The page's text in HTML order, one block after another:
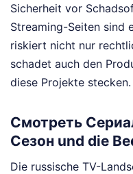
Sicherheit vor
Streaming-Seiten sind
riskiert nicht nur
schadet auch den
diese Projekte stecken.
Смотреть
Сезон und die
Die russische TV-